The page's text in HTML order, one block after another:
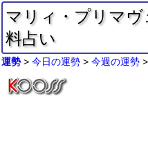
マリィ・プリマヴ
料占い
運勢 今日の運勢 今週の運勢